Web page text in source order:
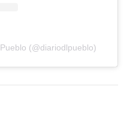
(@diariodlpueblo)